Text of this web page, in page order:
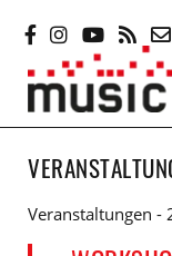
Inhalt
springen
Veranstaltungen -